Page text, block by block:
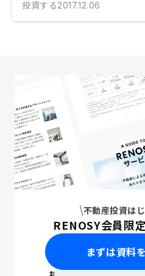
投資する2017.12.06
不動産投資は
RENOSY会員限
まずは資料